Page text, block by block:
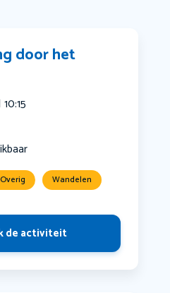
door het
Overig Wandelen
de activiteit